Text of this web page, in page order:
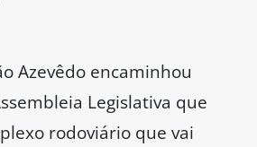
Azevêdo encaminhou
Legislativa que
rodoviário que vai